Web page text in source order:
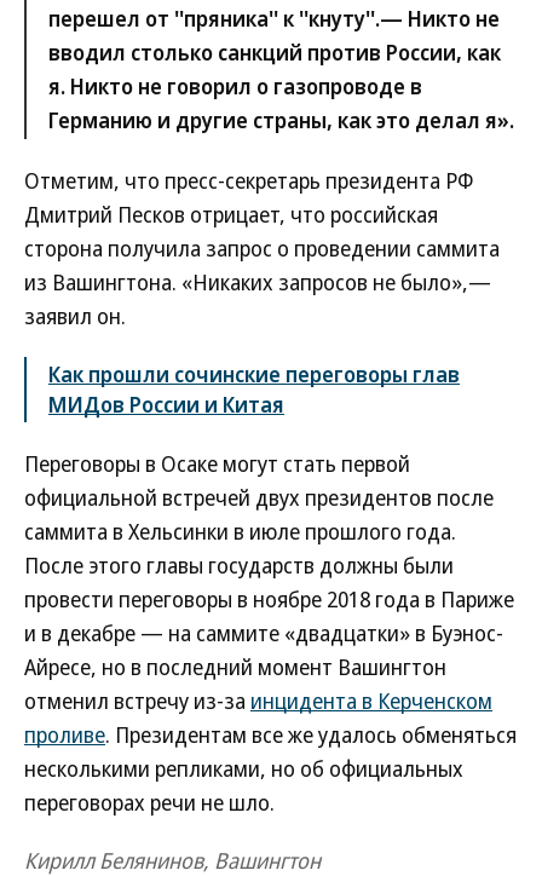
перешел от ''пряника'' к ''кнуту''.— Никто не
вводил столько санкций против России, как
я. Никто не говорил о газопроводе в
Германию и другие страны, как это делал я».
Отметим, что пресс-секретарь президента РФ
Дмитрий Песков отрицает, что российская
сторона получила запрос о проведении саммита
из Вашингтона. «Никаких запросов не было»,—
заявил он.
Как прошли сочинские переговоры глав
МИДов России и Китая
Переговоры в Осаке могут стать первой
официальной встречей двух президентов после
саммита в Хельсинки в июле прошлого года.
После этого главы государств должны были
провести переговоры в ноябре 2018 года в Париже
и в декабре — на саммите «двадцатки» в Буэнос-
Айресе, но в последний момент Вашингтон
отменил встречу из-за инцидента в Керченском
проливе. Президентам все же удалось обменяться
несколькими репликами, но об официальных
переговорах речи не шло.
Кирилл Белянинов, Вашингтон